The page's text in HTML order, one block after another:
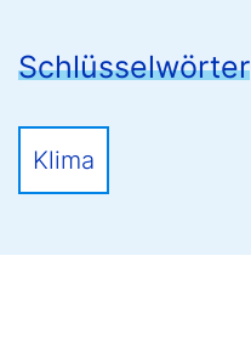
Schlüsselwörter
Klima